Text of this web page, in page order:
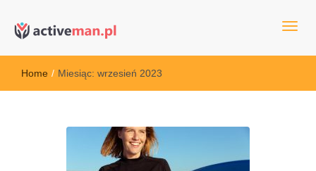
active man – sprzęt sportowy
sportowym
Home / Miesiąc: wrzesień 2023